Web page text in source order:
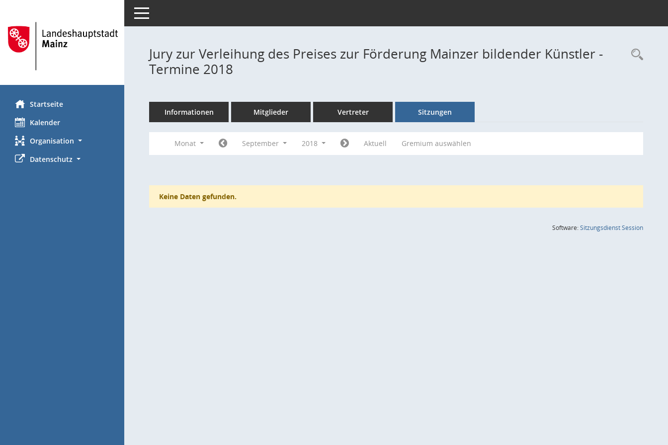
Startseite
Kalender
Organisation
Datenschutz
Toggle navigation
Jury zur Verleihung des Preises zur Förderung Mainzer bildender Künstler -
Termine 2018
Informationen Mitglieder Vertreter Sitzungen
Monat September 2018 Aktuell Gremium auswählen
Keine Daten gefunden.
Software:SitzungsdienstSession(Wird in